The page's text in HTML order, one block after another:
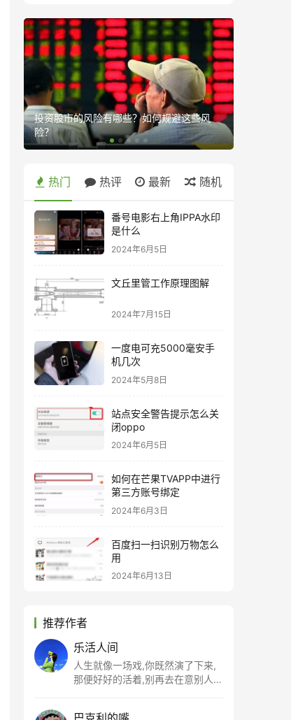
投资股市的风险有哪些？如何规避这些风
险？
热门 热评 最新 随机
番号电影右上角IPPA水印
是什么
2024年6月5日
文丘里管工作原理图解
2024年7月15日
一度电可充5000毫安手
机几次
2024年5月8日
站点安全警告提示怎么关
闭oppo
2024年6月5日
如何在芒果TVAPP中进行
第三方账号绑定
2024年6月3日
百度扫一扫识别万物怎么
用
2024年6月13日
推荐作者
乐活人间
人生就像一场戏,你既然演了下来,
那便好好的活着,别再去在意别人的